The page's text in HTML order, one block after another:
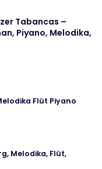
Tabancas –
Piyano, Melodika,
Flüt Piyano
Melodika, Flüt,